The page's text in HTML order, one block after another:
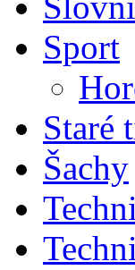
Sport
Staré
Šachy